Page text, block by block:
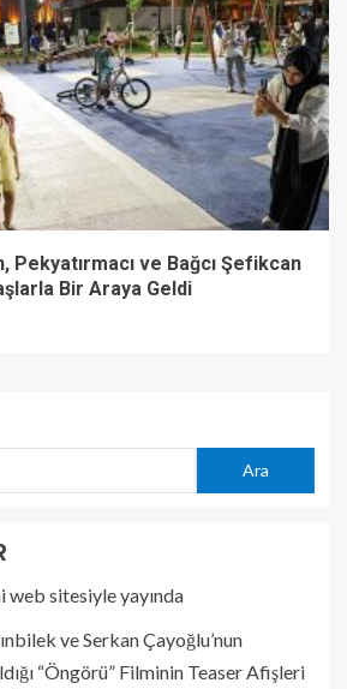
Pekyatırmacı ve Bağcı Şefikcan
Bir Araya Geldi
Ara
web sitesiyle yayında
ve Serkan Çayoğlu’nun
“Öngörü” Filminin Teaser Afişleri